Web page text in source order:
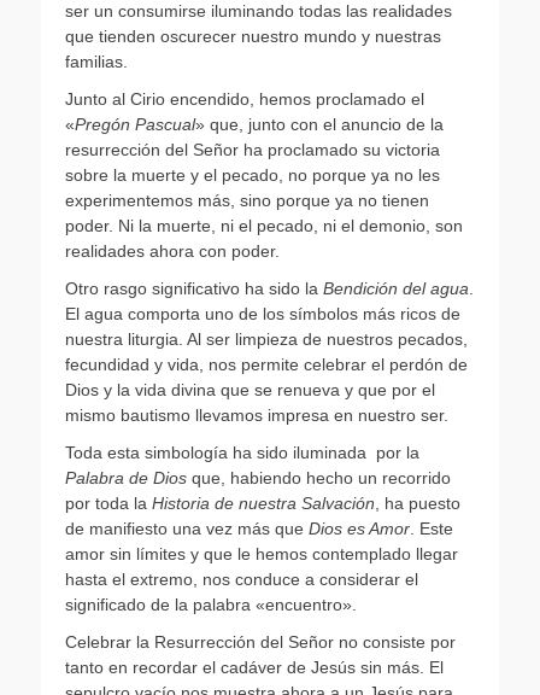
ser un consumirse iluminando todas las realidades
que tienden oscurecer nuestro mundo y nuestras
familias.
Junto al Cirio encendido, hemos proclamado el
«Pregón Pascual» que, junto con el anuncio de la
resurrección del Señor ha proclamado su victoria
sobre la muerte y el pecado, no porque ya no les
experimentemos más, sino porque ya no tienen
poder. Ni la muerte, ni el pecado, ni el demonio, son
realidades ahora con poder.
Otro rasgo significativo ha sido la Bendición del agua
El agua comporta uno de los símbolos más ricos de
nuestra liturgia. Al ser limpieza de nuestros pecados,
fecundidad y vida, nos permite celebrar el perdón de
Dios y la vida divina que se renueva y que por el
mismo bautismo llevamos impresa en nuestro ser.
Toda esta simbología ha sido iluminada por la
Palabra de Dios que, habiendo hecho un recorrido
por toda la Historia de nuestra Salvación , ha puesto
de manifiesto una vez más que Dios es Amor . Este
amor sin límites y que le hemos contemplado llegar
hasta el extremo, nos conduce a considerar el
significado de la palabra «encuentro».
Celebrar la Resurrección del Señor no consiste por
tanto en recordar el cadáver de Jesús sin más. El